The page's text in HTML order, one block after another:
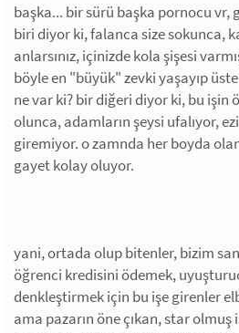
başka... bir sürü başka pornocu vr,
biri diyor ki, falanca size sokunca,
anlarsınız, içinizde kola şişesi
böyle en "büyük" zevki yaşayıp
ne var ki? bir diğeri diyor ki, bu işin
olunca, adamların şeysi ufalıyor,
giremiyor. o zamnda her boyda
gayet kolay oluyor.
yani, ortada olup bitenler, bizim
öğrenci kredisini ödemek,
denkleştirmek için bu işe girenler
ama pazarın öne çıkan, star olmuş